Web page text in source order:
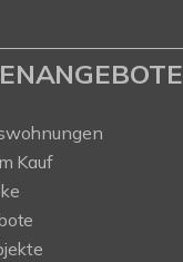
Kauf